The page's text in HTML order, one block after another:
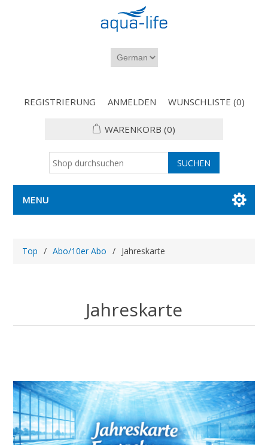
REGISTRIERUNG ANMELDEN WUNSCHLISTE (0)
WARENKORB (0)
MENU
Top / Abo/10er Abo / Jahreskarte
Jahreskarte